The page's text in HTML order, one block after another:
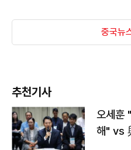
중국뉴
추천기사
오세훈
해" vs